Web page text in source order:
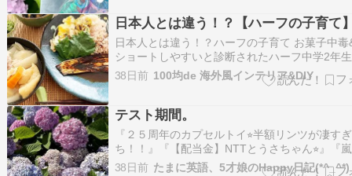
て、こちらまでもらい泣き本当に最高の…
日本人とは違う！？【ハーフの子育て
日本人とは違う！？ハーフの子育て お菓子中毒
ショートしやすいと診断されたハーフ中学2年
『【思春期反抗期】中2娘発達検査の結果』思
抗期 発達検査の結果 思春期反抗期の中学生を
実な悩みに、たくさん共感コメン…
38日前 100均de 海外風インテリア&DIY
テスト期間。
『２５周年のカプセルトイ⭐︎半額リンツが凄す
ち！！』『【配当金】NTTとうさちゃん⭐︎』『
ストライブ日のディズニー⭐︎』『リンツ無料で
38日前 たまに英語、5才娘のHappy日記(*^_^*)